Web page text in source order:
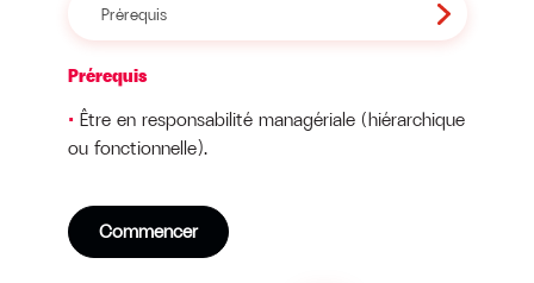
Prérequis
Prérequis
Être en responsabilité managériale (hiérarchique
ou fonctionnelle).
Commencer